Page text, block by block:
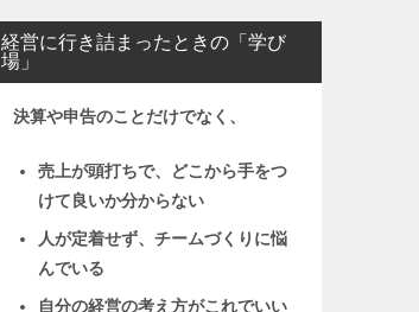
経営に行き詰まったときの「学び
場」
決算や申告のことだけでなく、
売上が頭打ちで、どこから手をつ
けて良いか分からない
人が定着せず、チームづくりに悩
んでいる
自分の経営の考え方がこれでいい